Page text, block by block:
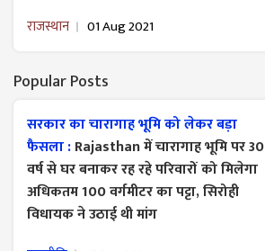
राजस्थान 01 Aug 2021
Popular Posts
सरकार का चारागाह भूमि को लेकर बड़ा
फैसला :Rajasthan में चारागाह भूमि पर 30
वर्ष से घर बनाकर रह रहे परिवारों को मिलेगा
अधिकतम 100 वर्गमीटर का पट्टा, सिरोही
विधायक ने उठाई थी मांग